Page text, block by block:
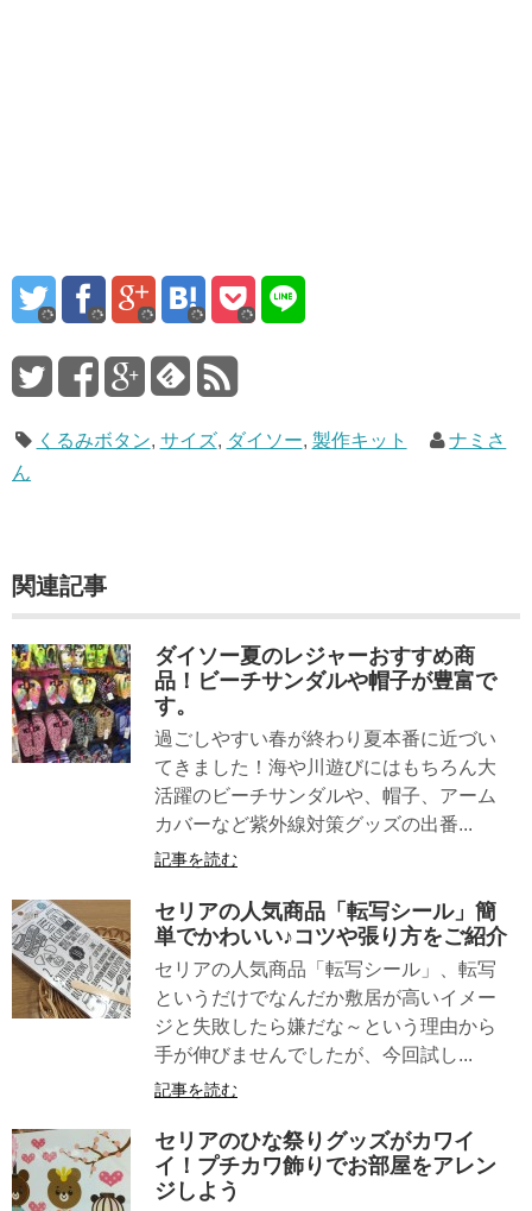
くるみボタン, サイズ, ダイソー, 製作キット
ナミさ
ん
関連記事
ダイソー夏のレジャーおすすめ商
品！ビーチサンダルや帽子が豊富で
す。
過ごしやすい春が終わり夏本番に近づい
てきました！海や川遊びにはもちろん大
活躍のビーチサンダルや、帽子、アーム
カバーなど紫外線対策グッズの出番...
記事を読む
セリアの人気商品「転写シール」簡
単でかわいい♪コツや張り方をご紹介
セリアの人気商品「転写シール」、転写
というだけでなんだか敷居が高いイメー
ジと失敗したら嫌だな～という理由から
手が伸びませんでしたが、今回試し...
記事を読む
セリアのひな祭りグッズがカワイ
イ！プチカワ飾りでお部屋をアレン
ジしよう